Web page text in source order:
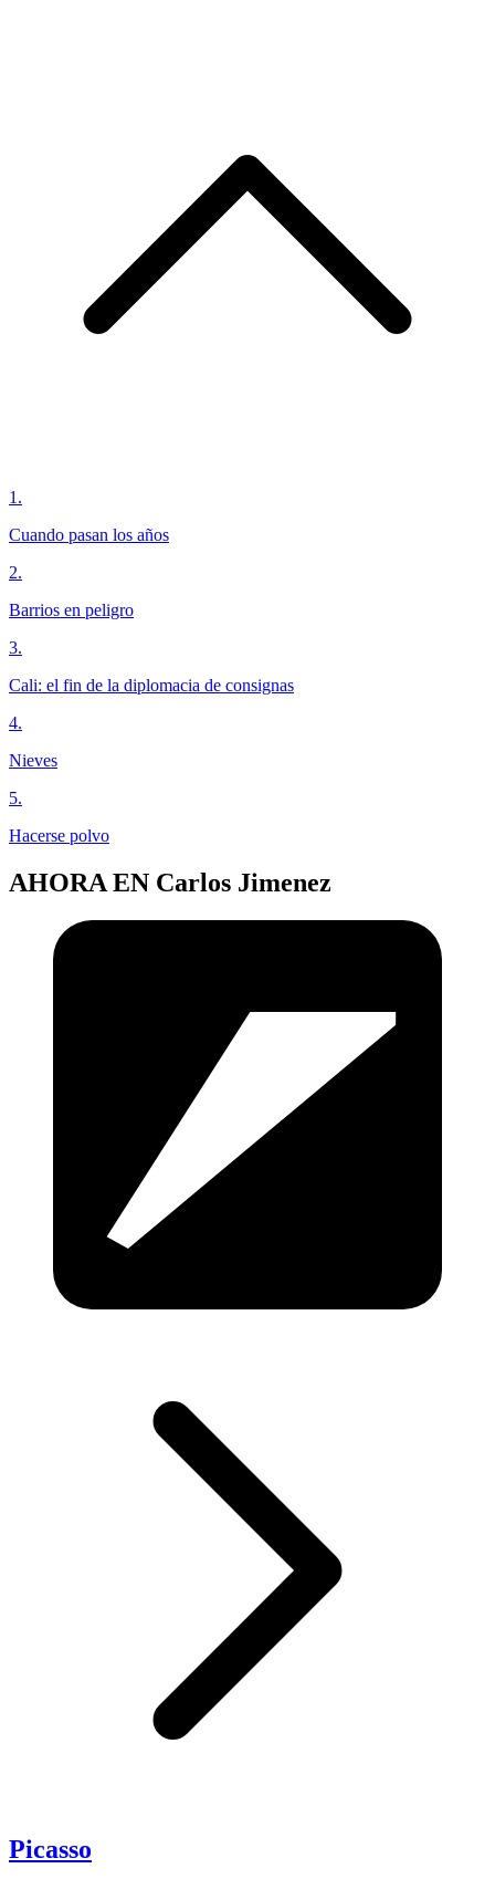
1 .
Cuando pasan los años
2.
Barrios en peligro
3.
Cali: el fin de la diplomacia de consignas
4.
Nieves
5.
Hacerse polvo
AHORA EN Carlos Jimenez
Picasso